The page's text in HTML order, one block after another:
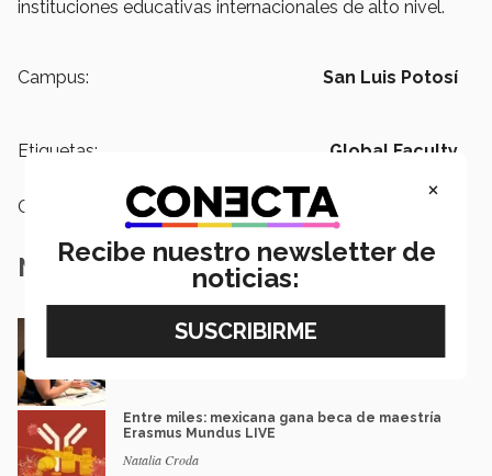
instituciones educativas internacionales de alto nivel.
Campus: San Luis Potosí
Etiquetas: Global Faculty
Categoría:
Notas Relacionadas
En la ONU: mexicana y EXATEC representó en
Nueva York a la juventud
Entre miles: mexicana gana beca de maestría
Erasmus Mundus LIVE
Natalia Croda
×
Recibe nuestro newsletter de
noticias: